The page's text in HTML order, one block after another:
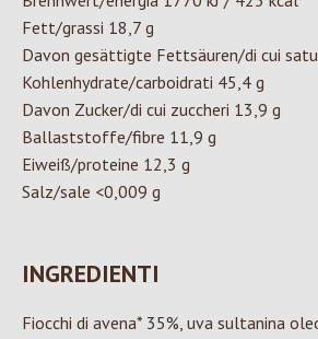
Fett/grassi 18,7 g
Davon gesättigte Fettsäuren/di cui
Kohlenhydrate/carboidrati 45,4 g
Davon Zucker/di cui zuccheri 13,9 g
Ballaststoffe/fibre 11,9 g
Eiweiß/proteine 12,3 g
Salz/sale <0,009 g
INGREDIENTI
Fiocchi di avena* 35%, uva sultanina